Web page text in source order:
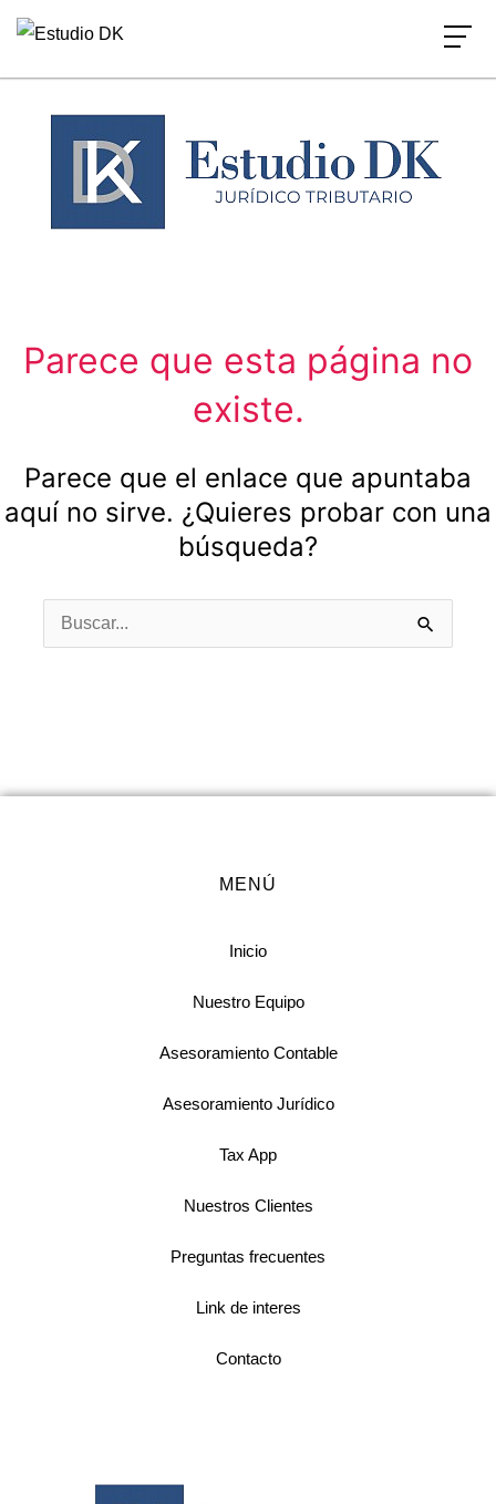
Parece que esta página no
existe.
Parece que el enlace que apuntaba
aquí no sirve. ¿Quieres probar con una
búsqueda?
Buscar
MENÚ
Inicio
Nuestro Equipo
Asesoramiento Contable
Asesoramiento Jurídico
Tax App
Nuestros Clientes
Preguntas frecuentes
Link de interes
Contacto